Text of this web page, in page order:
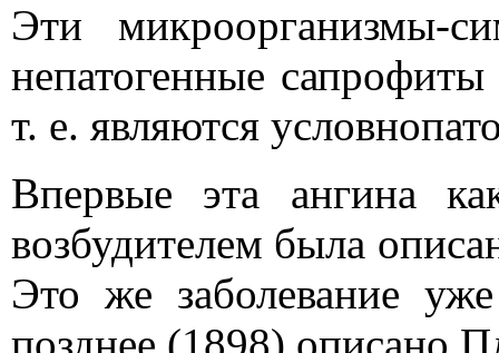
Эти микроорганизмы-
непатогенные
т. е. являются
Впервые эта ангина
возбудителем была
Это же заболевание